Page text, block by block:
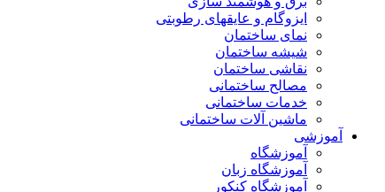
ایزوگام و عایقهای رطوبتی
نمای ساختمان
شیشه ساختمان
نقاشی ساختمان
مصالح ساختمانی
خدمات ساختمانی
ماشین آلات ساختمانی
آموزشی
آموزشگاه
آموزشگاه زبان
آموزشگاه کنکور